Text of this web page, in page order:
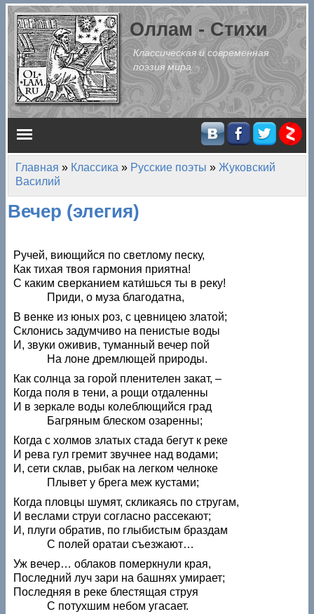
Перейти к основному содержанию
Оллам - Стихи
Классическая и современная
поэзия мира
Главное меню
Вы здесь
Главная » Классика » Русские поэты » Жуковский
Василий
Вечер (элегия)
Ручей, виющийся по светлому песку,
Как тихая твоя гармония приятна!
С каким сверканием кати́шься ты в реку!
Приди, о муза благодатна,
В венке из юных роз, с цевницею златой;
Склонись задумчиво на пенистые воды
И, звуки оживив, туманный вечер пой
На лоне дремлющей природы.
Как солнца за горой пленителен закат, –
Когда поля в тени, а рощи отдаленны
И в зеркале воды колеблющийся град
Багряным блеском озаренны;
Когда с холмов златых стада бегут к реке
И рева гул гремит звучнее над водами;
И, сети склав, рыбак на легком челноке
Плывет у брега меж кустами;
Когда пловцы шумят, скликаясь по стругам,
И веслами струи согласно рассекают;
И, плуги обратив, по глыбистым браздам
С полей оратаи съезжают…
Уж вечер… облаков померкнули края,
Последний луч зари на башнях умирает;
Последняя в реке блестящая струя
С потухшим небом угасает.